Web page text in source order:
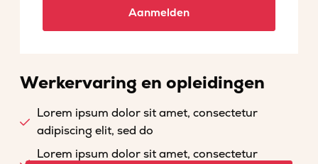
Aanmelden
Werkervaring en opleidingen
Lorem ipsum dolor sit amet, consectetur
adipiscing elit, sed do
Lorem ipsum dolor sit amet, consectetur